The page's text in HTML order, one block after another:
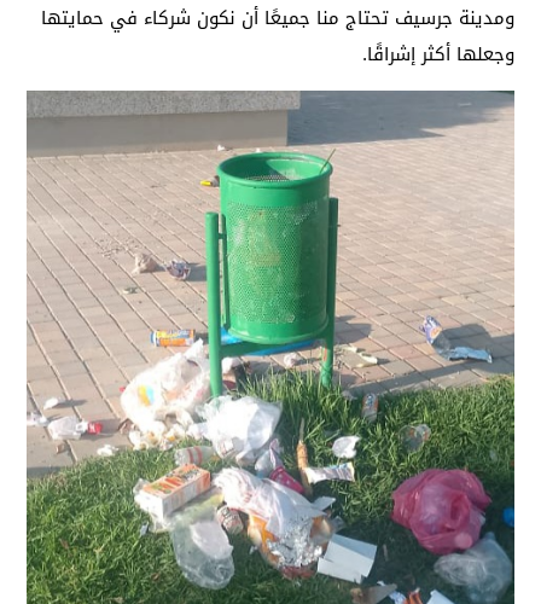
ومدينة جرسيف تحتاج منا جميعًا أن نكون شركاء في حمايتها
وجعلها أكثر إشراقًا.